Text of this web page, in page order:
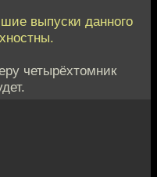
выпуски данного
четырёхтомник